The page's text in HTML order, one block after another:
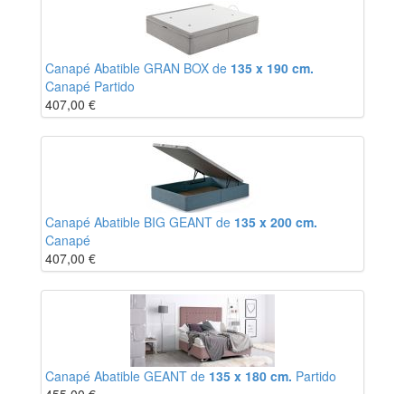
Canapé Abatible GRAN BOX de 135 x 190 cm.
Canapé Partido
407,00 €
Canapé Abatible BIG GEANT de 135 x 200 cm.
Canapé
407,00 €
Canapé Abatible GEANT de 135 x 180 cm. Partido